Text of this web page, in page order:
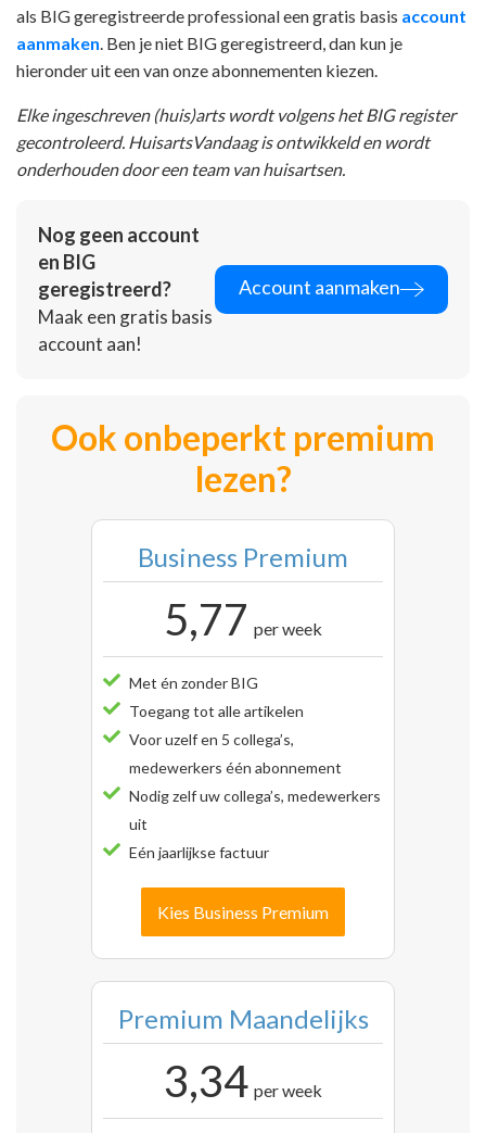
als BIG geregistreerde professional een gratis basis account
aanmaken . Ben je niet BIG geregistreerd, dan kun je
hieronder uit een van onze abonnementen kiezen.
Elke ingeschreven (huis)arts wordt volgens het BIG register
gecontroleerd. HuisartsVandaag is ontwikkeld en wordt
onderhouden door een team van huisartsen.
Nog geen account
en BIG
geregistreerd?
Maak een gratis basis
account aan!
Account aanmaken
Ook onbeperkt premium
lezen?
Business Premium
5,77 per week
Met én zonder BIG
Toegang tot alle artikelen
Voor uzelf en 5 collega’s,
medewerkers één abonnement
Nodig zelf uw collega’s, medewerkers
uit
Eén jaarlijkse factuur
Kies Business Premium
Premium Maandelijks
3,34 per week